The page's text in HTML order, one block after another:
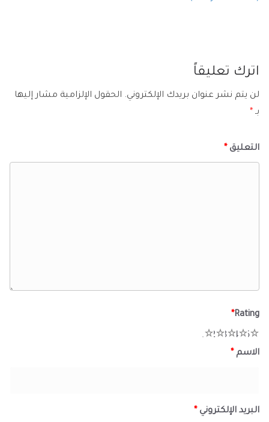
اترك تعليقاً
لن يتم نشر عنوان بريدك الإلكتروني. الحقول الإلزامية مشار إليها
بـ *
التعليق *
Rating
*
5
4
3
2
الاسم *
البريد الإلكتروني *